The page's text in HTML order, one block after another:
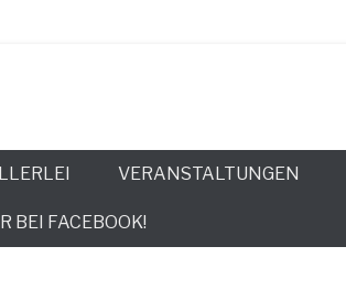
VERANSTALTUNGEN
BEI FACEBOOK!